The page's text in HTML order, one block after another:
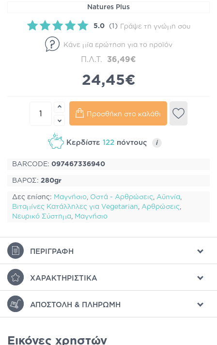
Natures Plus
5.0 (1) Γράψε τη γνώμη σου
Κάνε μία ερώτηση για το προϊόν
Π.Λ.Τ. 36,49€
24,45€
Προσθήκη στο καλάθι
Κερδίστε 122 πόντους i
BARCODE: 097467336940
ΒΑΡΟΣ: 280gr
Δες επίσης: Μαγνήσιο, Οστά - Αρθρώσεις, Αϋπνία,
Βιταμίνες Κατάλληλες για Vegetarian, Αρθρώσεις,
Νευρικό Σύστημα, Μαγνήσιο
ΠΕΡΙΓΡΑΦΉ
ΧΑΡΑΚΤΗΡΙΣΤΙΚΆ
ΑΠΟΣΤΟΛΉ & ΠΛΗΡΩΜΉ
Εικόνες χρηστών